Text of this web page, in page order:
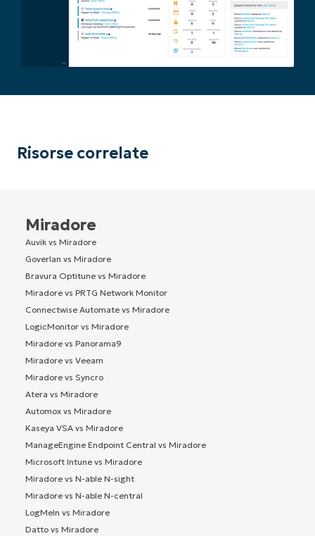
Risorse correlate
Miradore
Auvik vs Miradore
Goverlan vs Miradore
Bravura Optitune vs Miradore
Miradore vs PRTG Network Monitor
Connectwise Automate vs Miradore
LogicMonitor vs Miradore
Miradore vs Panorama9
Miradore vs Veeam
Miradore vs Syncro
Atera vs Miradore
Automox vs Miradore
Kaseya VSA vs Miradore
ManageEngine Endpoint Central vs Miradore
Microsoft Intune vs Miradore
Miradore vs N-able N-sight
Miradore vs N-able N-central
LogMeIn vs Miradore
Datto vs Miradore